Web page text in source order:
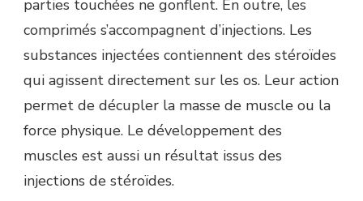
parties touchées ne gonflent. En outre, les
comprimés s’accompagnent d’injections. Les
substances injectées contiennent des stéroïdes
qui agissent directement sur les os. Leur action
permet de décupler la masse de muscle ou la
force physique. Le développement des
muscles est aussi un résultat issus des
injections de stéroïdes.